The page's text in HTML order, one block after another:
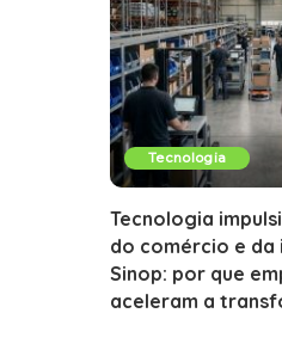
Tecnologia
Tecnologia
do comércio e da
Sinop: por que
aceleram a